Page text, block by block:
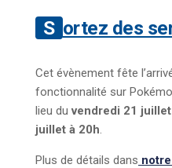
Sortez des
Cet évènement fête
fonctionnalité sur
lieu duvendredi 21
juillet à 20h.
Plus de détails dans